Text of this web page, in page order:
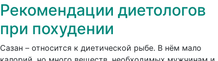
Рекомендации диетологов
при похудении
Сазан – относится к диетической рыбе. В нём мало